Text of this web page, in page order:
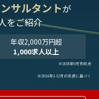
サルタントが
をご紹介
年収2,000万円超
1,000求人以上
※2025年9月末時点
※2024年1-12月の実績に基づく